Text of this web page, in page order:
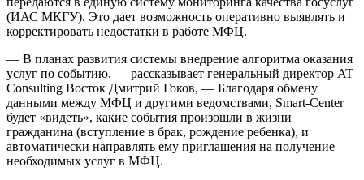
(ИАС МКГУ). Это дает возможность оперативно выявлять и
корректировать недостатки в работе МФЦ.
— В планах развития системы внедрение алгоритма оказания
услуг по событию, — рассказывает генеральный директор AT
Consulting Восток Дмитрий Гоков, — Благодаря обмену
данными между МФЦ и другими ведомствами, Smart-Center
будет «видеть», какие события произошли в жизни
гражданина (вступление в брак, рождение ребенка), и
автоматически направлять ему приглашения на получение
необходимых услуг в МФЦ.